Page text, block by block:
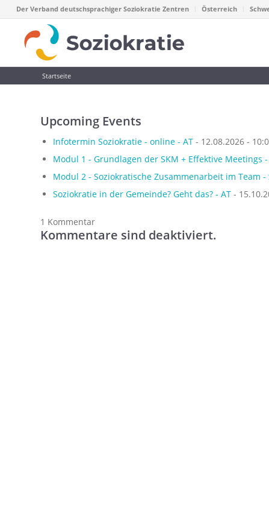
Der Verband deutschsprachiger Soziokratie Zentren Österreich
Startseite
Upcoming Events
Infotermin Soziokratie - online - AT - 12.08.2026 -
Modul 1 - Grundlagen der SKM + Effektive Meetings
Modul 2 - Soziokratische Zusammenarbeit im Team -
Soziokratie in der Gemeinde? Geht das? - AT -
1 Kommentar
Kommentare sind deaktiviert.